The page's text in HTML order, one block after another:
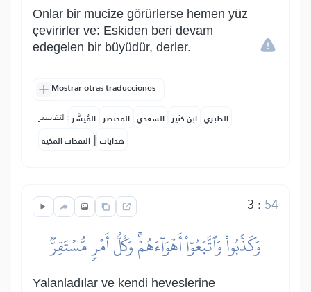
Onlar bir mucize görürlerse hemen yüz
çevirirler ve: Eskiden beri devam
edegelen bir büyüdür, derler.
Mostrar otras traducciones
التفاسير: المُيسَّر المختصر السعدي ابن كثير الطبري
النفحات المكية | هدايات
3 : 54
وَكَذَّبُواْ وَٱتَّبَعُوٓاْ أَهۡوَآءَهُمۡۚ وَكُلُّ أَمۡرٖ مُّسۡتَقِرّٞ
Yalanladılar ve kendi heveslerine